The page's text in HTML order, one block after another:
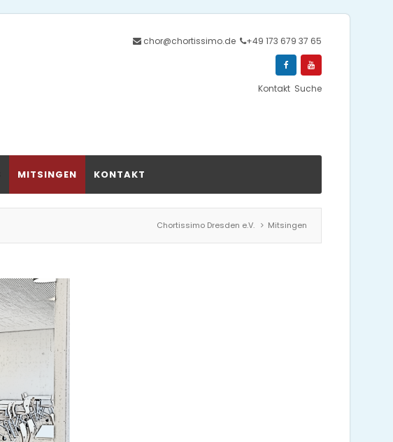
chor@chortissimo.de +49 173 679 37 65
Kontakt Suche
MITSINGEN KONTAKT
Chortissimo Dresden e.V. Mitsingen